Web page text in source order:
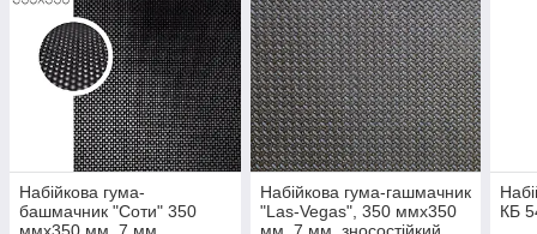
Набійкова гума-
башмачник "Соти" 350
Набійкова гума-гашмачник
"Las-Vegas", 350 ммх350
КБ